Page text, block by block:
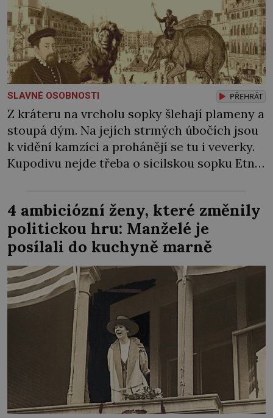
SLAVNÉ OSOBNOSTI PŘEHRÁT
Z kráteru na vrcholu sopky šlehají plameny a
stoupá dým. Na jejích strmých úbočích jsou
k vidění kamzíci a prohánějí se tu i veverky.
Kupodivu nejde třeba o sicilskou sopku Etnu,
1570 zde císař Maxmilián II. pořádá velkolepé
slavnosti, při kterých Pražané vůbec poprvé
spatří také živého slona […]
4 ambiciózní ženy, které změnily
politickou hru: Manželé je
posílali do kuchyně marně